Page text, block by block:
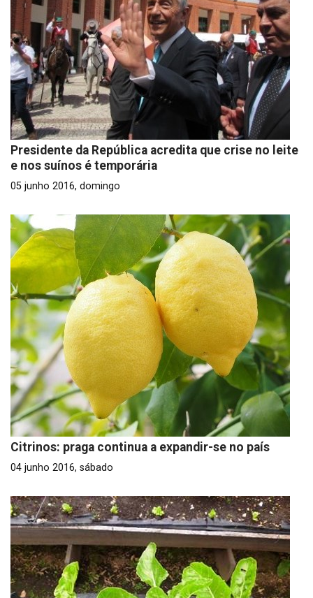
Presidente da República acredita que crise no leite
e nos suínos é temporária
05 junho 2016, domingo
Citrinos: praga continua a expandir-se no país
04 junho 2016, sábado